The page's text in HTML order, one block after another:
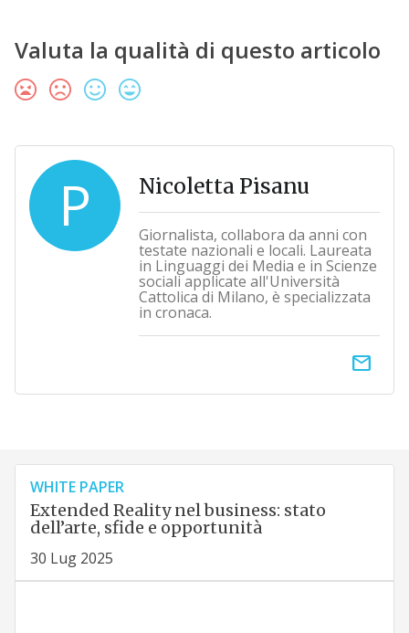
Valuta la qualità di questo articolo
P Nicoletta Pisanu
Giornalista, collabora da anni con
testate nazionali e locali. Laureata
in Linguaggi dei Media e in Scienze
sociali applicate all'Università
Cattolica di Milano, è specializzata
in cronaca.
email
WHITE PAPER
Extended Reality nel business: stato
dell’arte, sfide e opportunità
30 Lug 2025